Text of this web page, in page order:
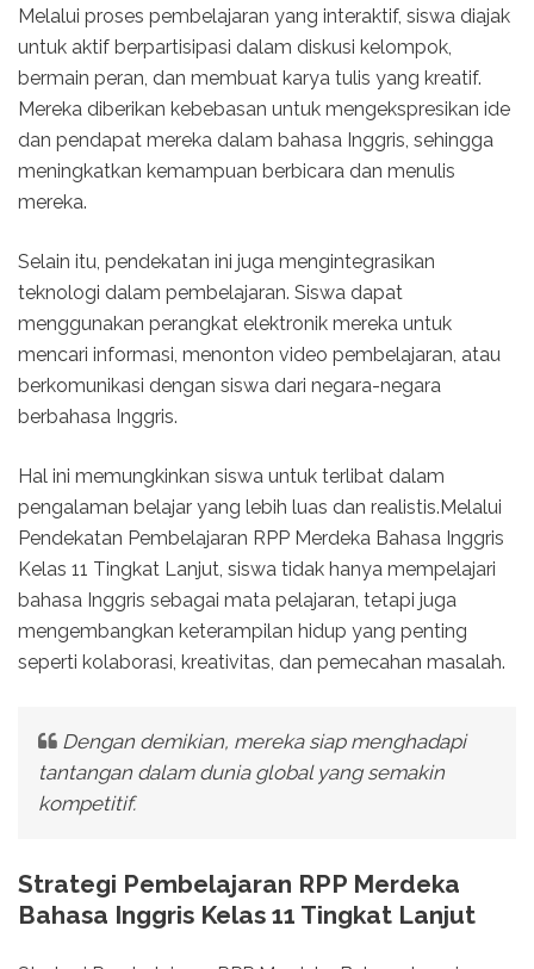
Melalui proses pembelajaran yang interaktif, siswa diajak
untuk aktif berpartisipasi dalam diskusi kelompok,
bermain peran, dan membuat karya tulis yang kreatif.
Mereka diberikan kebebasan untuk mengekspresikan ide
dan pendapat mereka dalam bahasa Inggris, sehingga
meningkatkan kemampuan berbicara dan menulis
mereka.
Selain itu, pendekatan ini juga mengintegrasikan
teknologi dalam pembelajaran. Siswa dapat
menggunakan perangkat elektronik mereka untuk
mencari informasi, menonton video pembelajaran, atau
berkomunikasi dengan siswa dari negara-negara
berbahasa Inggris.
Hal ini memungkinkan siswa untuk terlibat dalam
pengalaman belajar yang lebih luas dan realistis.Melalui
Pendekatan Pembelajaran RPP Merdeka Bahasa Inggris
Kelas 11 Tingkat Lanjut, siswa tidak hanya mempelajari
bahasa Inggris sebagai mata pelajaran, tetapi juga
mengembangkan keterampilan hidup yang penting
seperti kolaborasi, kreativitas, dan pemecahan masalah.
Dengan demikian, mereka siap menghadapi
tantangan dalam dunia global yang semakin
kompetitif.
Strategi Pembelajaran RPP Merdeka
Bahasa Inggris Kelas 11 Tingkat Lanjut